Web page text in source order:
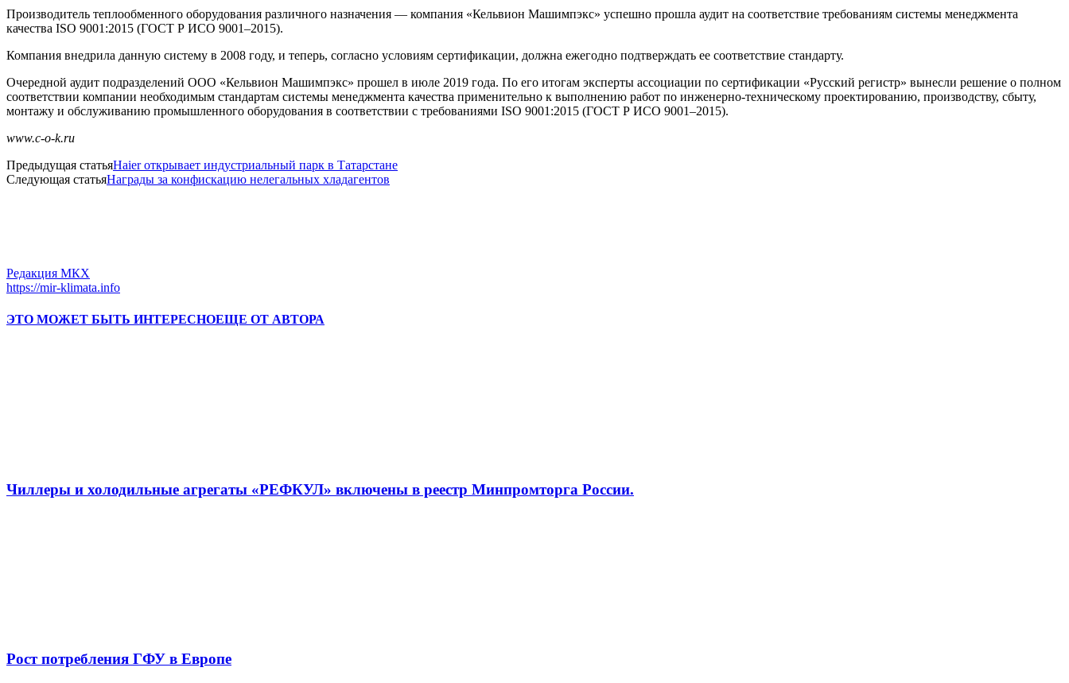
Производитель теплообменного оборудования различного назначения — компания «Кельвион Машимпэкс» успешно прошла аудит на соответствие требованиям системы менеджмента
качества ISO 9001:2015 (ГОСТ Р ИСО 9001–2015).
Компания внедрила данную систему в 2008 году, и теперь, согласно условиям сертификации, должна ежегодно подтверждать ее соответствие стандарту.
Очередной аудит подразделений ООО «Кельвион Машимпэкс» прошел в июле 2019 года. По его итогам эксперты ассоциации по сертификации «Русский регистр» вынесли решение о полном
соответствии компании необходимым стандартам системы менеджмента качества применительно к выполнению работ по инженерно-техническому проектированию, производству, сбыту,
монтажу и обслуживанию промышленного оборудования в соответствии с требованиями ISO 9001:2015 (ГОСТ Р ИСО 9001–2015).
www.c-o-k.ru
Предыдущая статьяHaier открывает индустриальный парк в Татарстане
Следующая статьяНаграды за конфискацию нелегальных хладагентов
Редакция МКХ
https://mir-klimata.info
ЭТО МОЖЕТ БЫТЬ ИНТЕРЕСНОЕЩЕ ОТ АВТОРА
Чиллеры и холодильные агрегаты «РЕФКУЛ» включены в реестр Минпромторга России.
Рост потребления ГФУ в Европе